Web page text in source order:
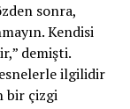
sonra,
Kendisi
demişti.
ilgilidir
bir çizgi